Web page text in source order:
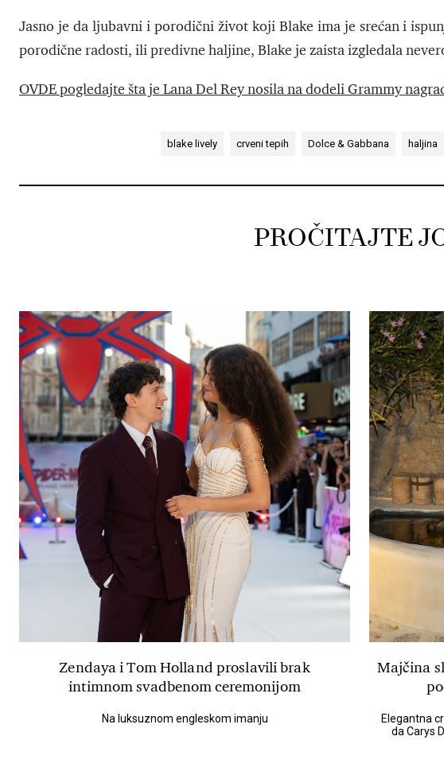
Jasno je da ljubavni i porodični život koji Blake ima je srećan i
porodične radosti, ili predivne haljine, Blake je zaista izgledala
OVDE pogledajte šta je Lana Del Rey nosila na dodeli Grammy
blake lively crveni tepih Dolce & Gabbana haljina
PROČITAJTE
Zendaya i Tom Holland proslavili brak
intimnom svadbenom ceremonijom
Na luksuznom engleskom imanju
Majčina
Elegantna
da Carys